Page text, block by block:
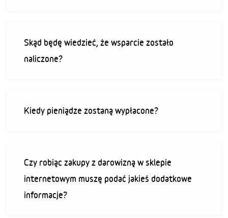
Skąd będę wiedzieć, że wsparcie zostało
naliczone?
Kiedy pieniądze zostaną wypłacone?
Czy robiąc zakupy z darowizną w sklepie
internetowym muszę podać jakieś dodatkowe
informacje?